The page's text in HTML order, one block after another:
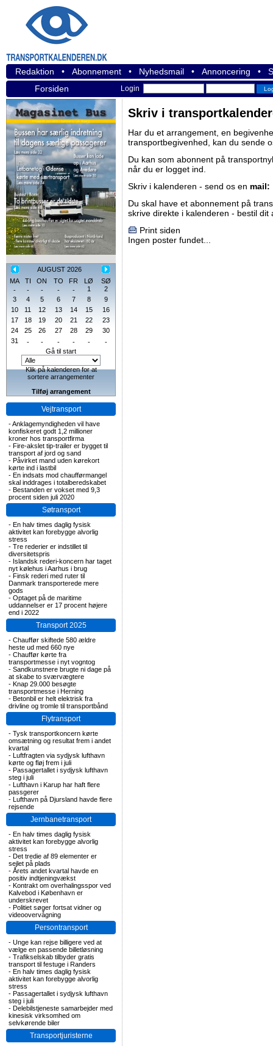
Redaktion • Abonnement • Nyhedsmail • Annoncering •
Forsiden
Login
AUGUST 2026
MA
TI ON TO FR LØ
SØ
-
- - - - 1
2
3
4 5 6 7 8
9
10
11 12 13 14 15
16
17
18 19 20 21 22
23
24
25 26 27 28 29
30
31
- - - - -
-
Gå til start
Klik på kalenderen for at
sortere arrangementer
Tilføj arrangement
Vejtransport
-Anklagemyndigheden vil have
konfiskeret godt 1,2 millioner
kroner hos transportfirma
- Fire-akslet tip-trailer er bygget til
transport af jord og sand
- Påvirket mand uden kørekort
kørte ind i lastbil
- En indsats mod chaufførmangel
skal inddrages i totalberedskabet
- Bestanden er vokset med 9,3
procent siden juli 2020
Søtransport
- En halv times daglig fysisk
aktivitet kan forebygge alvorlig
stress
- Tre rederier er indstillet til
diversitetspris
- Islandsk rederi-koncern har taget
nyt kølehus i Aarhus i brug
- Finsk rederi med ruter til
Danmark transporterede mere
gods
- Optaget på de maritime
uddannelser er 17 procent højere
end i 2022
Transport 2025
- Chauffør skiftede 580 ældre
heste ud med 660 nye
- Chauffør kørte fra
transportmesse i nyt vogntog
- Sandkunstnere brugte ni dage på
at skabe to sværvægtere
- Knap 29.000 besøgte
transportmesse i Herning
- Betonbil er helt elektrisk fra
drivline og tromle til transportbånd
Flytransport
- Tysk transportkoncern kørte
omsætning og resultat frem i andet
kvartal
- Luftfragten via sydjysk lufthavn
kørte og fløj frem i juli
- Passagertallet i sydjysk lufthavn
steg i juli
- Lufthavn i Karup har haft flere
passgerer
- Lufthavn på Djursland havde flere
rejsende
Jernbanetransport
- En halv times daglig fysisk
aktivitet kan forebygge alvorlig
stress
- Det tredie af 89 elementer er
sejlet på plads
- Årets andet kvartal havde en
positiv indtjeningvækst
- Kontrakt om overhalingsspor ved
Kalvebod i København er
underskrevet
- Politiet søger fortsat vidner og
videoovervågning
Persontransport
- Unge kan rejse billigere ved at
vælge en passende billetløsning
- Trafikselskab tilbyder gratis
transport til festuge i Randers
- En halv times daglig fysisk
aktivitet kan forebygge alvorlig
stress
- Passagertallet i sydjysk lufthavn
steg i juli
- Delebilstjeneste samarbejder med
kinesisk virksomhed om
selvkørende biler
Transportjuristerne
Skriv i
Har du et arrangement, en
transportbegivenhed, kan du sende
Du kan som abonnent på
når du er logget ind.
Skriv i kalenderen - send os en mail:
Du skal have et abonnement på
skrive direkte i kalenderen - bestil dit
Print siden
Ingen poster fundet...